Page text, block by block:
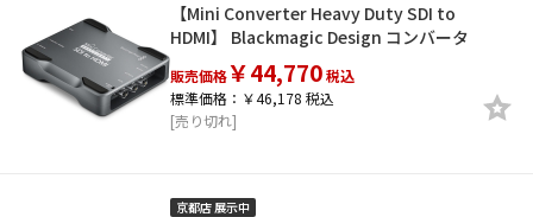
【Mini Converter Heavy Duty SDI to
HDMI】 Blackmagic Design コンバータ
販売価格￥44,770税込
標準価格：￥46,178 税込
[売り切れ]
京都店 展示中